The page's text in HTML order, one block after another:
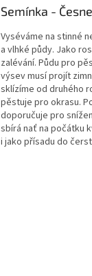
Semínka -
Vyséváme na stinné
a vlhké půdy. Jako
zalévání. Půdu pro
výsev musí projít
sklízíme od druhého
pěstuje pro okrasu.
doporučuje pro
sbírá nať na počátku
i jako přísadu do